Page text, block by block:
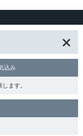
込み
ます。